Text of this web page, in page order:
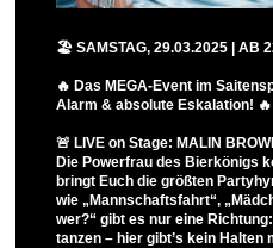
🏖️ SAMSTAG, 29.03.2025 | AB
🔥 Das MEGA-Event im
Alarm & absolute Eskalation! 🔥
🚨 LIVE on Stage: MALIN
Die Powerfrau des Bierkönigs
bringt Euch die größten
wie „Mannschaftsfahrt“,
wer?“ gibt es nur eine
tanzen – hier gibt’s kein Halten